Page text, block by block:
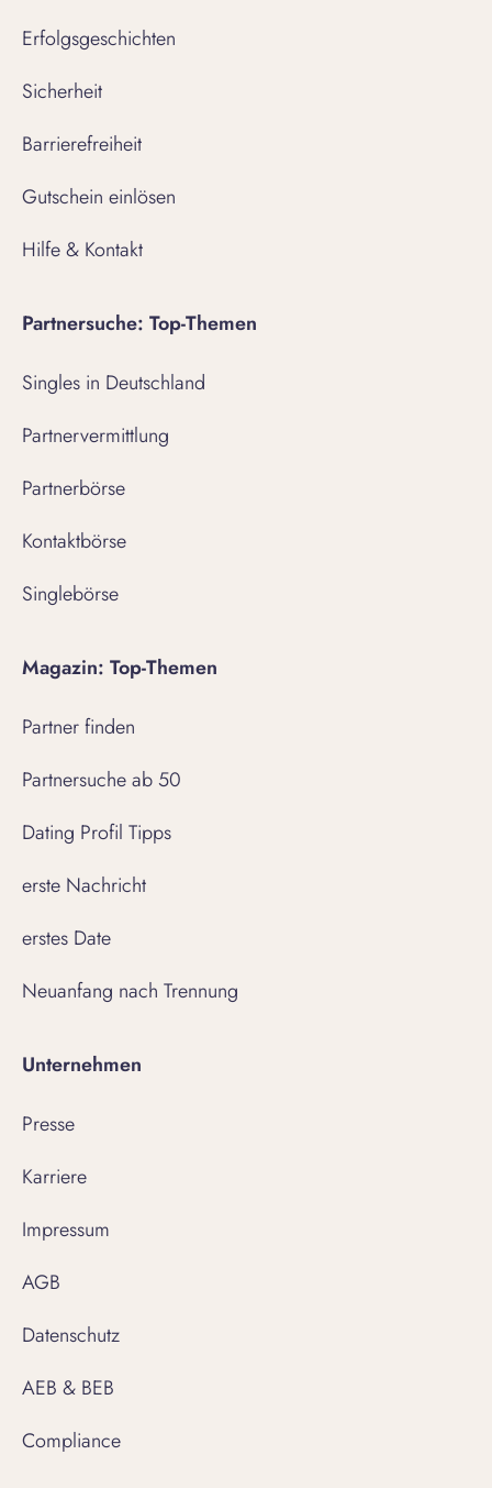
Erfolgsgeschichten
Sicherheit
Barrierefreiheit
Gutschein einlösen
Hilfe & Kontakt
Partnersuche: Top-Themen
Singles in Deutschland
Partnervermittlung
Partnerbörse
Kontaktbörse
Singlebörse
Magazin: Top-Themen
Partner finden
Partnersuche ab 50
Dating Profil Tipps
erste Nachricht
erstes Date
Neuanfang nach Trennung
Unternehmen
Presse
Karriere
Impressum
AGB
Datenschutz
AEB & BEB
Compliance